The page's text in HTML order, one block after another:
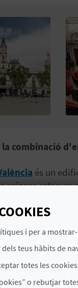
combinació
és un
orígens estan en
a xiquetes que
Sang. A més
d'inspiració
al·legòriques i
la mascletà de
i per a
teus hàbits de
totes les
o rebutjar